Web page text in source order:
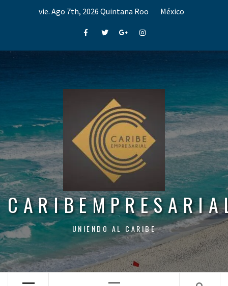
vie. Ago 7th, 2026 Quintana Roo México
FacebookTwitterGoogle+Instagram
UNIENDO AL CARIBE